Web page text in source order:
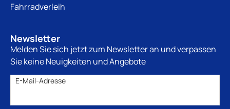
Fahrradverleih
Newsletter
Melden Sie sich jetzt zum Newsletter an und verpassen
Sie keine Neuigkeiten und Angebote
E-Mail-Adresse